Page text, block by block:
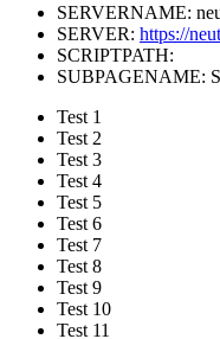
SERVERNAME:
SERVER: https://
SCRIPTPATH:
SUBPAGENAME:
Test 1
Test 2
Test 3
Test 4
Test 5
Test 6
Test 7
Test 8
Test 9
Test 10
Test 11